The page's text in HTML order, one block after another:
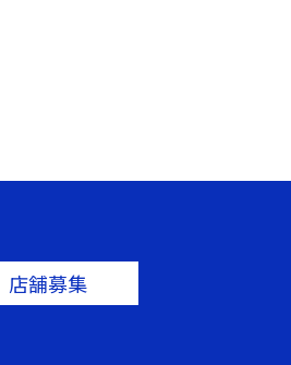
店舗募集